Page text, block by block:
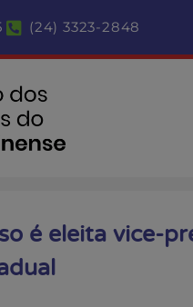
(24) 3323-2848
é eleita vice-